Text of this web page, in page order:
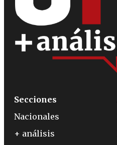
Secciones
Nacionales
+ análisis